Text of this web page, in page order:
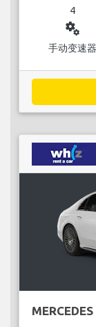
4
miscellaneous_services
手动变速器